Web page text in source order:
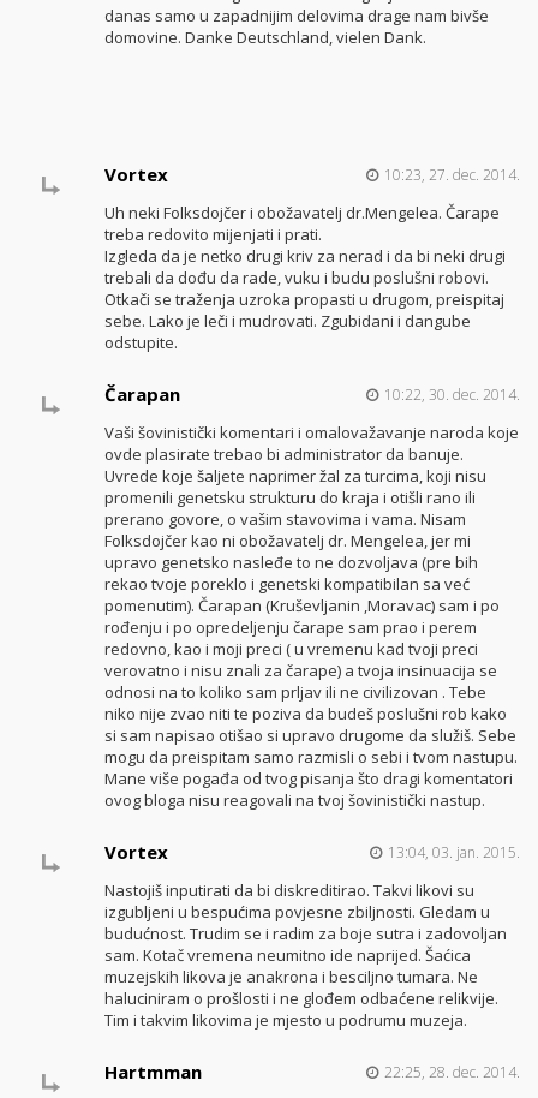
danas samo u zapadnijim delovima drage nam bivše
domovine. Danke Deutschland, vielen Dank.
Vortex 10:23, 27. dec. 2014.
Uh neki Folksdojčer i obožavatelj dr.Mengelea. Čarape
treba redovito mijenjati i prati.
Izgleda da je netko drugi kriv za nerad i da bi neki drugi
trebali da dođu da rade, vuku i budu poslušni robovi.
Otkači se traženja uzroka propasti u drugom, preispitaj
sebe. Lako je leči i mudrovati. Zgubidani i dangube
odstupite.
Čarapan 10:22, 30. dec. 2014.
Vaši šovinistički komentari i omalovažavanje naroda koje
ovde plasirate trebao bi administrator da banuje.
Uvrede koje šaljete naprimer žal za turcima, koji nisu
promenili genetsku strukturu do kraja i otišli rano ili
prerano govore, o vašim stavovima i vama. Nisam
Folksdojčer kao ni obožavatelj dr. Mengelea, jer mi
upravo genetsko nasleđe to ne dozvoljava (pre bih
rekao tvoje poreklo i genetski kompatibilan sa već
pomenutim). Čarapan (Kruševljanin ,Moravac) sam i po
rođenju i po opredeljenju čarape sam prao i perem
redovno, kao i moji preci ( u vremenu kad tvoji preci
verovatno i nisu znali za čarape) a tvoja insinuacija se
odnosi na to koliko sam prljav ili ne civilizovan . Tebe
niko nije zvao niti te poziva da budeš poslušni rob kako
si sam napisao otišao si upravo drugome da služiš. Sebe
mogu da preispitam samo razmisli o sebi i tvom nastupu.
Mane više pogađa od tvog pisanja što dragi komentatori
ovog bloga nisu reagovali na tvoj šovinistički nastup.
Vortex 13:04, 03. jan. 2015.
Nastojiš inputirati da bi diskreditirao. Takvi likovi su
izgubljeni u bespućima povjesne zbiljnosti. Gledam u
budućnost. Trudim se i radim za boje sutra i zadovoljan
sam. Kotač vremena neumitno ide naprijed. Šaćica
muzejskih likova je anakrona i besciljno tumara. Ne
haluciniram o prošlosti i ne glođem odbaćene relikvije.
Tim i takvim likovima je mjesto u podrumu muzeja.
Hartmman 22:25, 28. dec. 2014.